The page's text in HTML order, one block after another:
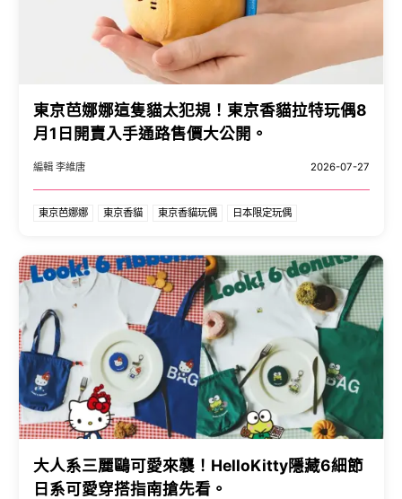
東京芭娜娜這隻貓太犯規！東京香貓拉特玩偶8
月1日開賣入手通路售價大公開。
編輯 李維唐 2026-07-27
東京芭娜娜 東京香貓 東京香貓玩偶 日本限定玩偶
大人系三麗鷗可愛來襲！HelloKitty隱藏6細節
日系可愛穿搭指南搶先看。